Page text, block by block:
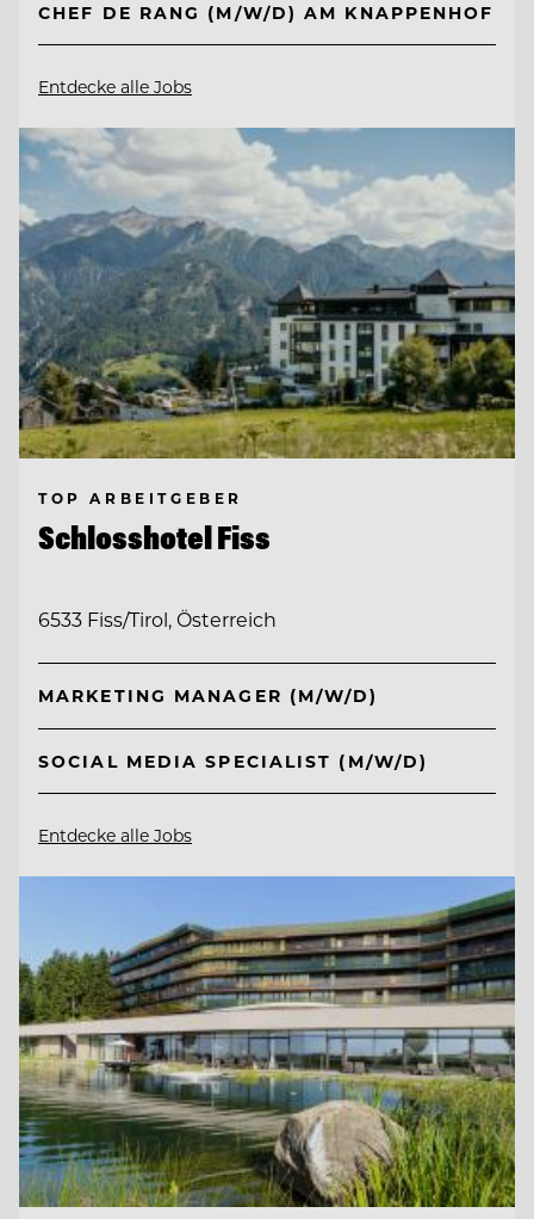
CHEF DE RANG (M/W/D) AM KNAPPENHOF
Entdecke alle Jobs
TOP ARBEITGEBER
Schlosshotel Fiss
6533 Fiss/Tirol, Österreich
MARKETING MANAGER (M/W/D)
SOCIAL MEDIA SPECIALIST (M/W/D)
Entdecke alle Jobs